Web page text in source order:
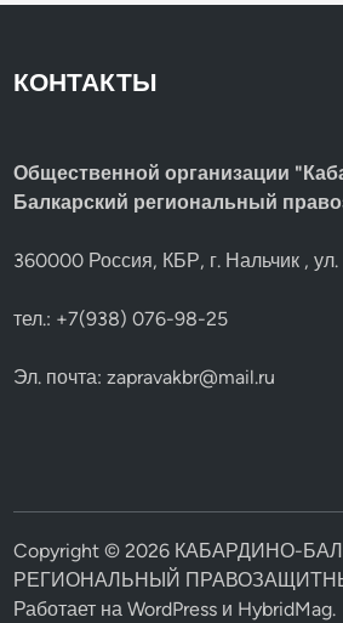
КОНТАКТЫ
Общественной организации
Балкарский региональный
360000 Россия, КБР, г. Нальчик ,
тел.: +7(938) 076-98-25
Эл. почта:zapravakbr@mail.ru
Copyright © 2026 КАБАРДИНО-
РЕГИОНАЛЬНЫЙ
Работает наWordPress и HybridMag.